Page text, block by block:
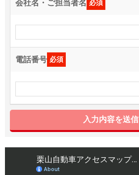
会社名・ご担当者名 必須
電話番号 必須
入力内容を送信